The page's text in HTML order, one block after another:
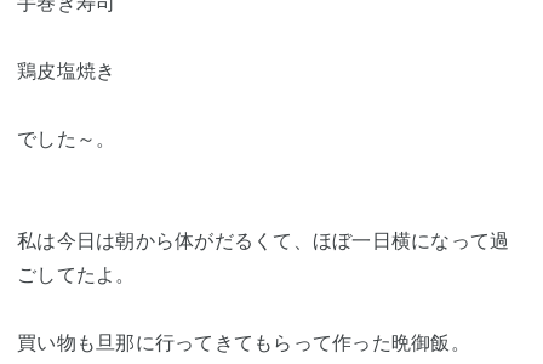
鶏皮塩焼き
でした～。
私は今日は朝から体がだるくて、ほぼ一日横になって過
ごしてたよ。
買い物も旦那に行ってきてもらって作った晩御飯。